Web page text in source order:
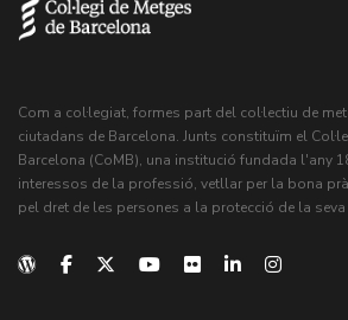
Com a col·legiat, formes part del col·lectiu de
ciutadans de Barcelona. Junts constituïm el
Barcelona (CoMB), una institució fundada l'any
interessos de la professió, vetllar per la bona
pel dret de les persones a la protecció de la